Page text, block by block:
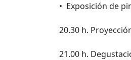
• Exposición de
20.30 h.
21.00 h.